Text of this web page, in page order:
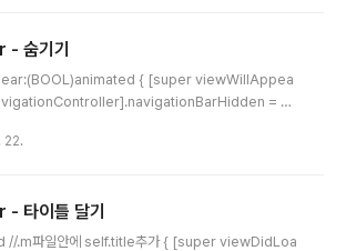
바꿔주고 아래 항목들을 수
항목 -> framework 2) M
Object File 3) D
숨기기
{ [super viewWillAppea
= YE
= YES; }
22.
타이틀 달기
.m파일안에 self.title추가 { [super viewDidLoa